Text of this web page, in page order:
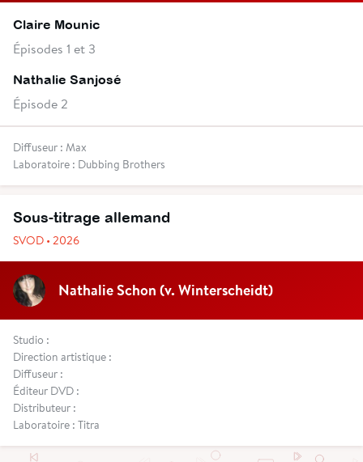
Claire Mounic
Épisodes 1 et 3
Nathalie Sanjosé
Épisode 2
Diffuseur : Max
Laboratoire : Dubbing Brothers
Sous-titrage allemand
SVOD • 2026
Nathalie Schon (v. Winterscheidt)
Studio :
Direction artistique :
Diffuseur :
Éditeur DVD :
Distributeur :
Laboratoire : Titra